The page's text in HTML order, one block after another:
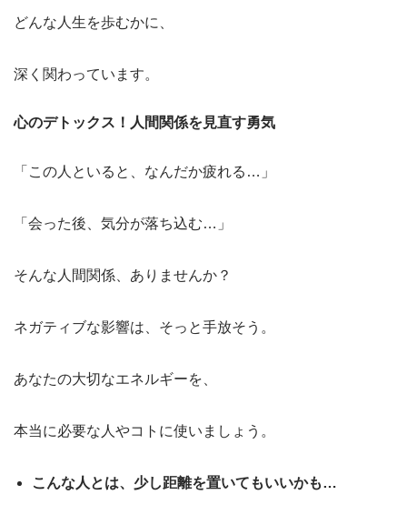
どんな人生を歩むかに、
深く関わっています。
心のデトックス！人間関係を見直す勇気
「この人といると、なんだか疲れる…」
「会った後、気分が落ち込む…」
そんな人間関係、ありませんか？
ネガティブな影響は、そっと手放そう。
あなたの大切なエネルギーを、
本当に必要な人やコトに使いましょう。
こんな人とは、少し距離を置いてもいいかも…